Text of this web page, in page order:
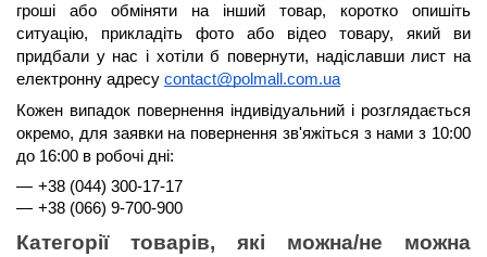
гроші або обміняти на інший товар, коротко опишіть
ситуацію, прикладіть фото або відео товару, який ви
придбали у нас і хотіли б повернути, надіславши лист на
електронну адресу contact@polmall.com.ua
Кожен випадок повернення індивідуальний і розглядається
окремо, для заявки на повернення зв'яжіться з нами з 10:00
до 16:00 в робочі дні:
+38 (044) 300-17-17
+38 (066) 9-700-900
Категорії товарів, які можна/не можна